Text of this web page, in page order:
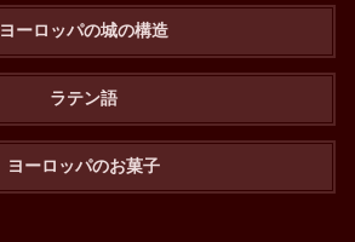
ヨーロッパの城の構造
ラテン語
ヨーロッパのお菓子